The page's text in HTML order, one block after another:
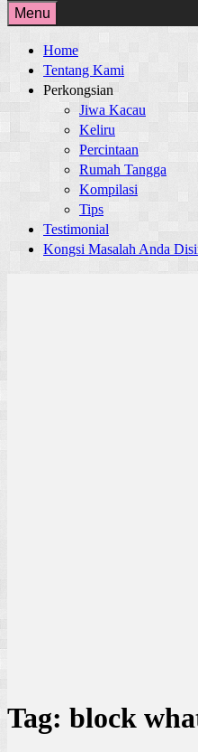
for:
Menu
Home
Tentang Kami
Perkongsian
Jiwa Kacau
Keliru
Percintaan
Rumah Tangga
Kompilasi
Tips
Testimonial
Kongsi Masalah Anda
Tag: block